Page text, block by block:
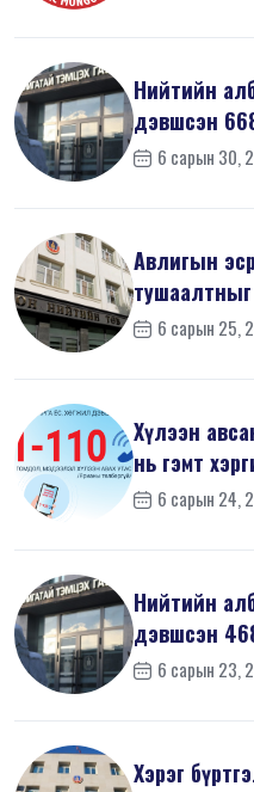
Нийтийн
дэвшсэн
мэдүүл...
6 сарын 30,
Авлигын
6 сарын 25,
Хүлээн
нь гэмт
6 сарын 24,
Нийтийн
дэвшсэн
мэдүүл...
6 сарын 23,
Хэрэг